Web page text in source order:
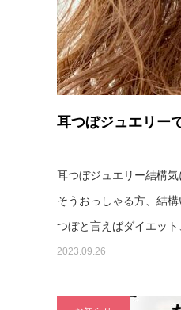
耳つぼジュエリー
耳つぼジュエリー結構
そうおっしゃる方、結
つぼと言えばダイエット
2023.09.26